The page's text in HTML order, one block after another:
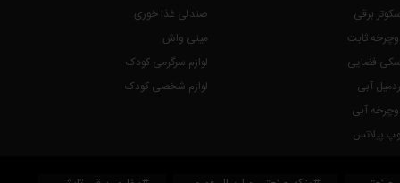
برقی
ثابت
فضایی
آبی
آبی
پیلاتس
صندلی غذا خوری
مینی واش
لوازم سرگرمی کودک
لوازم شخصی کودک